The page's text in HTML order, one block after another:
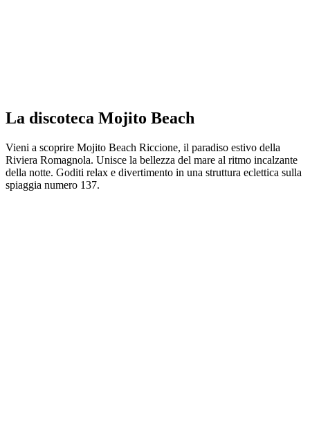
La discoteca Mojito Beach
Vieni a scoprire Mojito Beach Riccione, il paradiso estivo della
Riviera Romagnola. Unisce la bellezza del mare al ritmo incalzante
della notte. Goditi relax e divertimento in una struttura eclettica sulla
spiaggia numero 137.